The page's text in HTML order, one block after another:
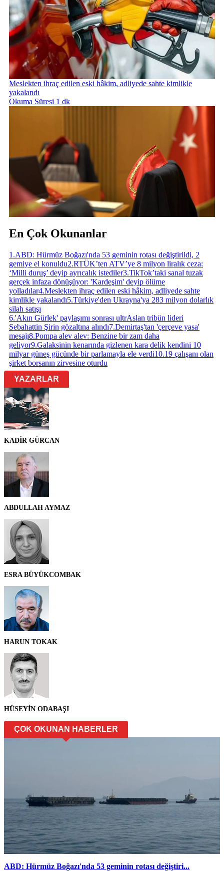
Meslekten ihraç edilen eski hâkim, adliyede sahte kimlikle
yakalandı
Okuma Süresi 1 dk
En Çok Okunanlar
1 .ABD: Hürmüz Boğazı'nda 53 geminin rotası değiştirildi, 2
gemiye el konuldu2.RTÜK’ten ATV’ye 8 milyon liralık ceza:
‘Milli duruş’ deyip ayrıcalık istediler3.TikTok’taki sanal tuzak
gerçek infaza dönüşüyor: 'Kardeşim' deyip ölüme
yolladılar4.Meslekten ihraç edilen eski hâkim, adliyede sahte
kimlikle yakalandı5.Türkiye'den Ukrayna'ya 283 milyon dolarlık
silah satışı
6.'Akın Gürlek' paylaşımı sonrası ultrAslan tribün lideri
Sebahattin Şirin gözaltına alındı7.Demirtaş'tan 'çerçeve yasa'
mesajı8.Pompa alev alev: Benzine bir zam daha
geliyor9.Galaksinin kenarında gizlenen kara delik kendini 10
milyar güneş gücünde bir parlamayla ele verdi10.19 çalışanı olan
şirket borsanın zirvesine oturdu
YAZARLAR
KADİR GÜRCAN
ABDULLAH AYMAZ
ESRA BÜYÜKCOMBAK
HARUN TOKAK
HÜSEYİN ODABAŞI
ÇOK OKUNAN HABERLER
ABD: Hürmüz Boğazı'nda 53 geminin rotası değiştiri...